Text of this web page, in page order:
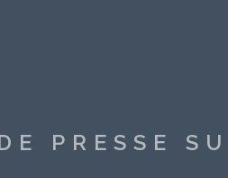
PRESSE